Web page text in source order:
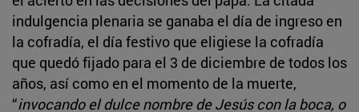
indulgencia plenaria se ganaba el día de ingreso en
la cofradía, el día festivo que eligiese la cofradía
que quedó fijado para el 3 de diciembre de todos los
años, así como en el momento de la muerte,
“invocando el dulce nombre de Jesús con la boca, o